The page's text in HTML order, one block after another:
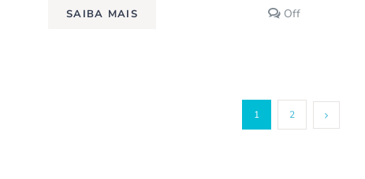
SAIBA MAIS OffComments
Estrangeiros
1 2